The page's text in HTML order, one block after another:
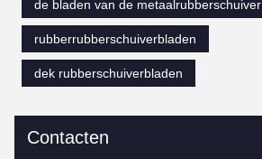
de bladen van de metaalrubberschuiver
rubberrubberschuiverbladen
dek rubberschuiverbladen
Contacten